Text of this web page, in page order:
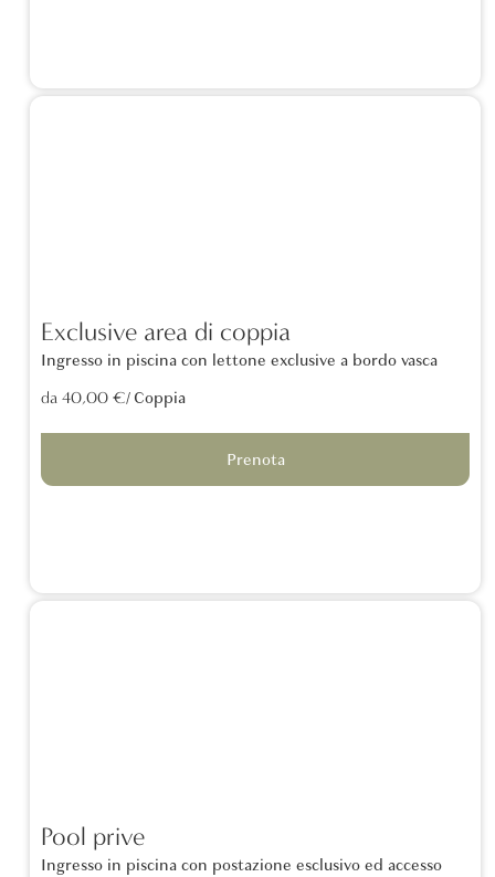
Exclusive area di coppia
Ingresso in piscina con lettone exclusive a bordo vasca
da 40,00 €/ Coppia
Prenota
Pool prive
Ingresso in piscina con postazione esclusivo ed accesso